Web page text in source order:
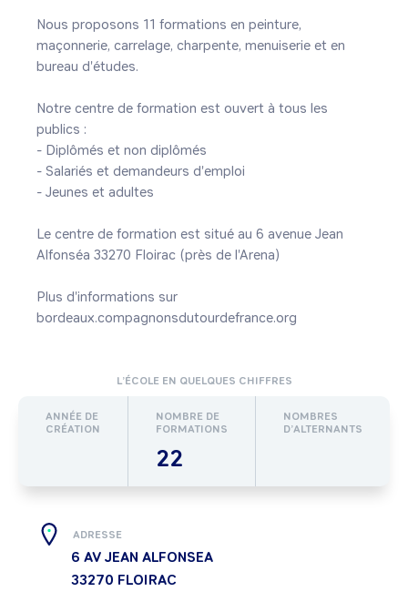
Nous proposons 11 formations en peinture,
maçonnerie, carrelage, charpente, menuiserie et en
bureau d'études.
Notre centre de formation est ouvert à tous les
publics :
- Diplômés et non diplômés
- Salariés et demandeurs d'emploi
- Jeunes et adultes
Le centre de formation est situé au 6 avenue Jean
Alfonséa 33270 Floirac (près de l'Arena)
Plus d'informations sur
bordeaux.compagnonsdutourdefrance.org
L’ÉCOLE EN QUELQUES CHIFFRES
ANNÉE DE
CRÉATION
NOMBRE DE
FORMATIONS
22
NOMBRES
D’ALTERNANTS
ADRESSE
6 AV JEAN ALFONSEA
33270 FLOIRAC